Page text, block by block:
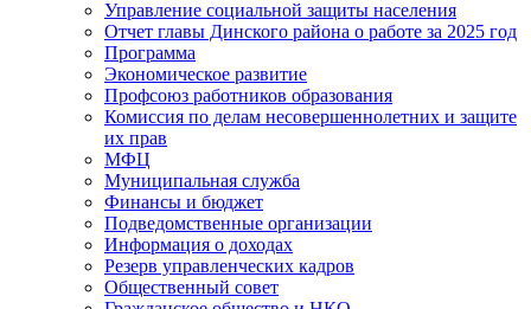
Управление социальной защиты населения
Отчет главы Динского района о работе за 2025 год
Программа
Экономическое развитие
Профсоюз работников образования
Комиссия по делам несовершеннолетних и защите
их прав
МФЦ
Муниципальная служба
Финансы и бюджет
Подведомственные организации
Информация о доходах
Резерв управленческих кадров
Общественный совет